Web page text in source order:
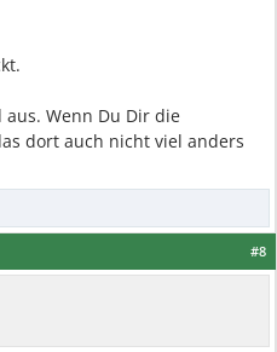
Wenn Du Dir die
dort auch nicht viel anders
#8